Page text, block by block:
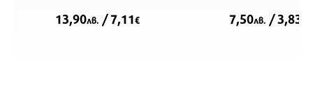
13,90лв./ 7,11€ 7,50лв./ 3,83